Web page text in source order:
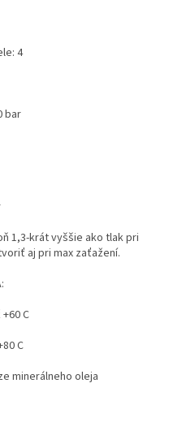
4
bar
1,3-krát vyššie ako tlak pri
aj pri max zaťažení.
C
C
minerálneho oleja